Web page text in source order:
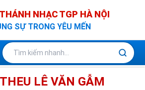
NHẠC TGP HÀ NỘI
SỰ TRONG YÊU MẾN
LÊ VĂN GẪM